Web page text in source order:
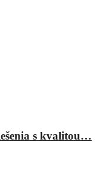
s kvalitou…